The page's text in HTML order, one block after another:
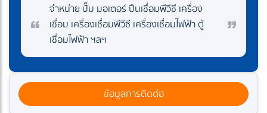
จำหน่าย ปั๊ม มอเตอร์ ปืนเชื่อมพีวีซี เครื่อง
เชื่อม เครื่องเชื่อมพีวีซี เครื่องเชื่อมไฟฟ้า ตู้
เชื่อมไฟฟ้า ฯลฯ
ข้อมูลการติดต่อ